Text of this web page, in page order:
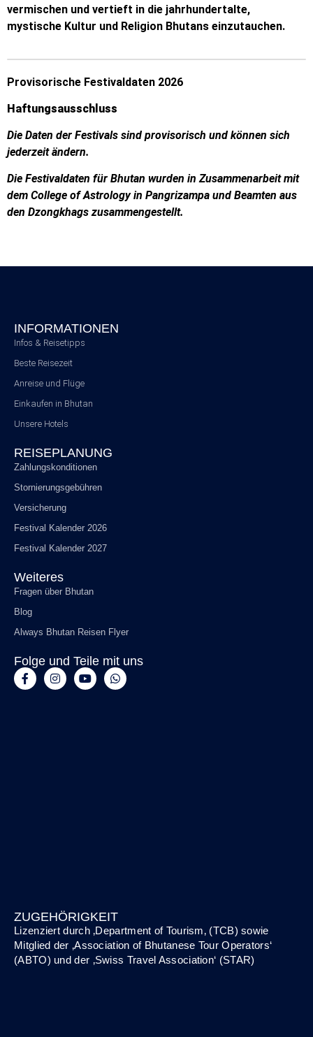
vermischen und vertieft in die jahrhundertalte,
mystische Kultur und Religion Bhutans einzutauchen.
Provisorische Festivaldaten 2026
Haftungsausschluss
Die Daten der Festivals sind provisorisch und können sich
jederzeit ändern.
Die Festivaldaten für Bhutan wurden in Zusammenarbeit mit
dem College of Astrology in Pangrizampa und Beamten aus
den Dzongkhags zusammengestellt.
INFORMATIONEN
Infos & Reisetipps
Beste Reisezeit
Anreise und Flüge
Einkaufen in Bhutan
Unsere Hotels
REISEPLANUNG
Zahlungskonditionen
Stornierungsgebühren
Versicherung
Festival Kalender 2026
Festival Kalender 2027
Weiteres
Fragen über Bhutan
Blog
Always Bhutan Reisen Flyer
Folge und Teile mit uns
ZUGEHÖRIGKEIT
Lizenziert durch ‚Department of Tourism‚ (TCB) sowie
Mitglied der ‚Association of Bhutanese Tour Operators‘
(ABTO) undder ‚Swiss Travel Association‘ (STAR)